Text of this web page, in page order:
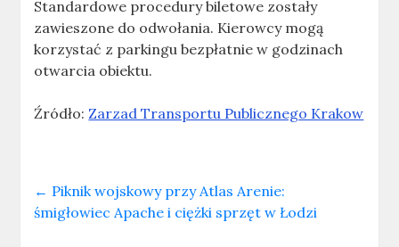
Standardowe procedury biletowe zostały
zawieszone do odwołania. Kierowcy mogą
korzystać z parkingu bezpłatnie w godzinach
otwarcia obiektu.
Źródło:Zarzad Transportu Publicznego Krakow
← Piknik wojskowy przy Atlas Arenie:
śmigłowiec Apache i ciężki sprzęt w Łodzi